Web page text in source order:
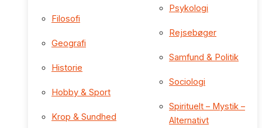
Filosofi
Geografi
Historie
Hobby & Sport
Krop & Sundhed
Psykologi
Rejsebøger
Samfund & Politik
Sociologi
Spirituelt – Mystik –
Alternativt